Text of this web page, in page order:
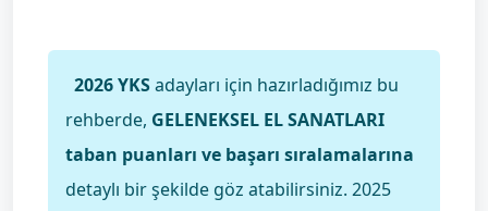
2026 YKSadayları için hazırladığımız bu
rehberde, GELENEKSEL EL SANATLARI
taban puanları ve başarı sıralamalarına
detaylı bir şekilde göz atabilirsiniz. 2025